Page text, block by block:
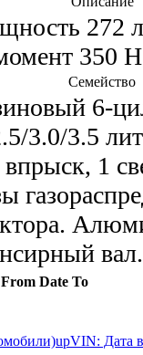
272
350
Семейство
6-
3.0/3.5
1
вал.
Date To
upVIN: Дата